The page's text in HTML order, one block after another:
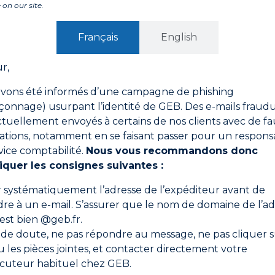
LABOURIER, MOF (Meilleurs Ouvrier de France) et
potentiel de futurs MOF. À travers une solidarité
du travail manuel.
24 octobre 2023Début des inscriptions et
des œuvres du 15 février au 05 avril 2024.Concours
sur œuvre le vendredi 07 juin 2024 à la Cité
en présence de MOF bénévoles et de
hommage aux jeunes lauréats et de montrer
La cérémonie pour les lauréats 2024 se tiendra le en
lieu le vendredi 7 juin 2024 à 17h30 à la Cité
de France
on our site.
Français English
été informés d’une campagne de phishing
usurpant l’identité de GEB. Des e-mails
envoyés à certains de nos clients avec de
notamment en se faisant passer pour un
comptabilité. Nous vous recommandons donc
les consignes suivantes :
systématiquement l’adresse de l’expéditeur avant de
à un e-mail. S’assurer que le nom de domaine de
bien @geb.fr.
de doute, ne pas répondre au message, ne pas cliquer
les pièces jointes, et contacter directement votre
habituel chez GEB.